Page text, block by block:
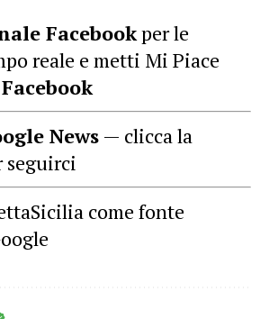
Facebookper le
reale e metti Mi Piace
News — clicca la
come fonte